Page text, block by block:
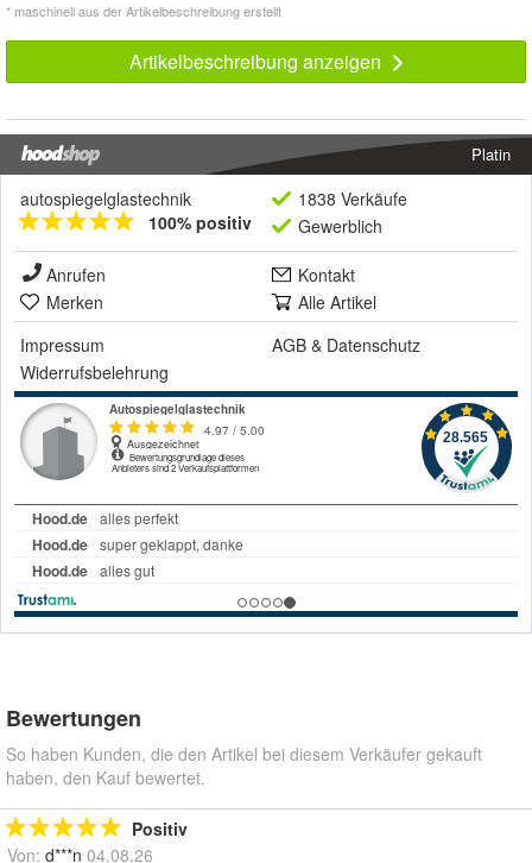
* maschinell aus der Artikelbeschreibung erstellt
Artikelbeschreibung anzeigen
Platin
autospiegelglastechnik
100% positiv
1838 Verkäufe
Gewerblich
Anrufen
Kontakt
Merken
Alle Artikel
Impressum
AGB & Datenschutz
Widerrufsbelehrung
Bewertungen
So haben Kunden, die den Artikel bei diesem Verkäufer gekauft
haben, den Kauf bewertet.
Positiv
Von: d***n 04.08.26